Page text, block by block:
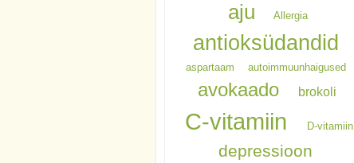
aju Allergia
antioksüdandid
aspartaam autoimmuunhaigused
avokaado brokoli
C-vitamiin D-vitamiin
depressioon